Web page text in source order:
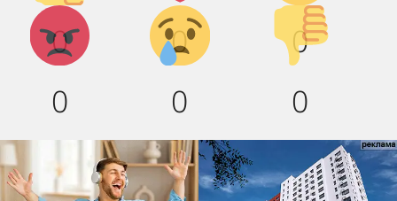
0 0 0
Агрессия!
0
Грусть
:(
0
Палец
вниз!
0